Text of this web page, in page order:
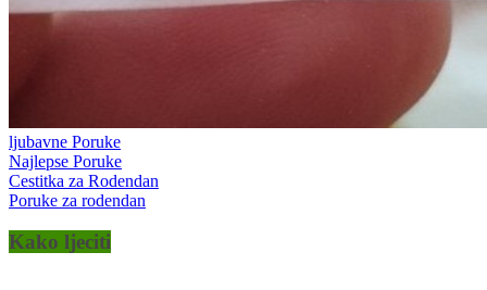
ljubavne Poruke
Najlepse Poruke
Cestitka za Rodendan
Poruke za rodendan
Kako ljeciti